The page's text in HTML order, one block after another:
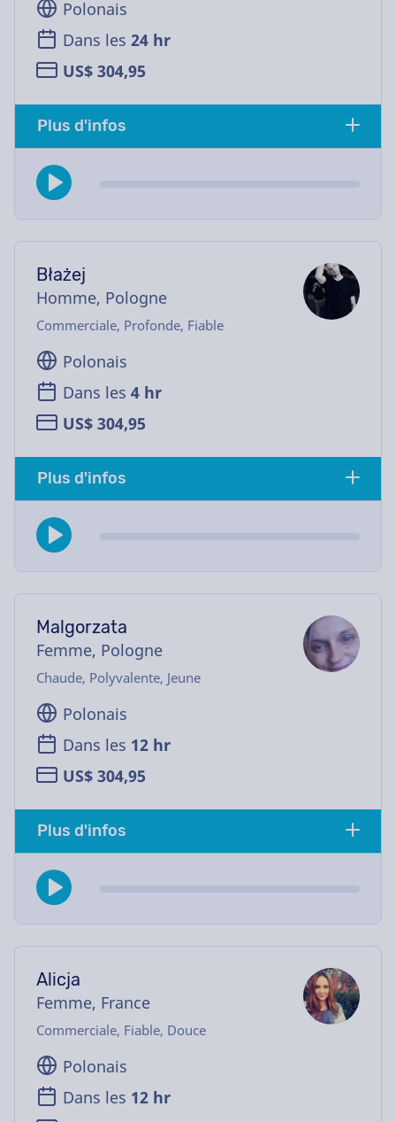
Polonais
Dans les 24 hr
US$ 304,95
Plus d'infos
Błażej
Homme, Pologne
Commerciale, Profonde, Fiable
Polonais
Dans les 4 hr
US$ 304,95
Plus d'infos
Malgorzata
Femme, Pologne
Chaude, Polyvalente, Jeune
Polonais
Dans les 12 hr
US$ 304,95
Plus d'infos
Alicja
Femme, France
Commerciale, Fiable, Douce
Polonais
Dans les 12 hr